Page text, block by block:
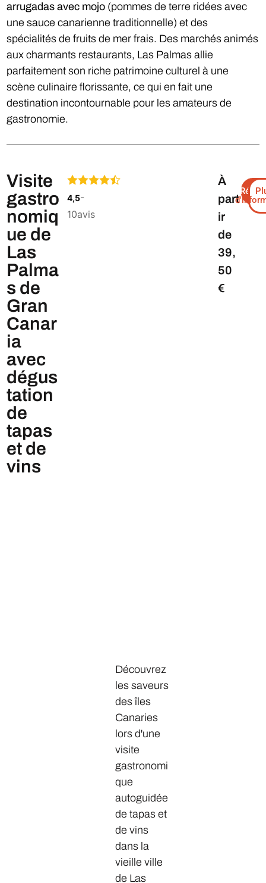
arrugadas avec mojo (pommes de terre ridées avec
une sauce canarienne traditionnelle) et des
spécialités de fruits de mer frais. Des marchés animés
aux charmants restaurants, Las Palmas allie
parfaitement son riche patrimoine culturel à une
scène culinaire florissante, ce qui en fait une
destination incontournable pour les amateurs de
gastronomie.
Visite
gastro
nomiq
ue de
Las
Palma
s de
Gran
Canar
ia
avec
dégus
tation
de
tapas
et de
vins
4,5-
10avis
Découvrez
les saveurs
des îles
Canaries
lors d'une
visite
gastronomi
que
autoguidée
de tapas et
de vins
dans la
vieille ville
de Las
À
part
ir
de
39,
50
€